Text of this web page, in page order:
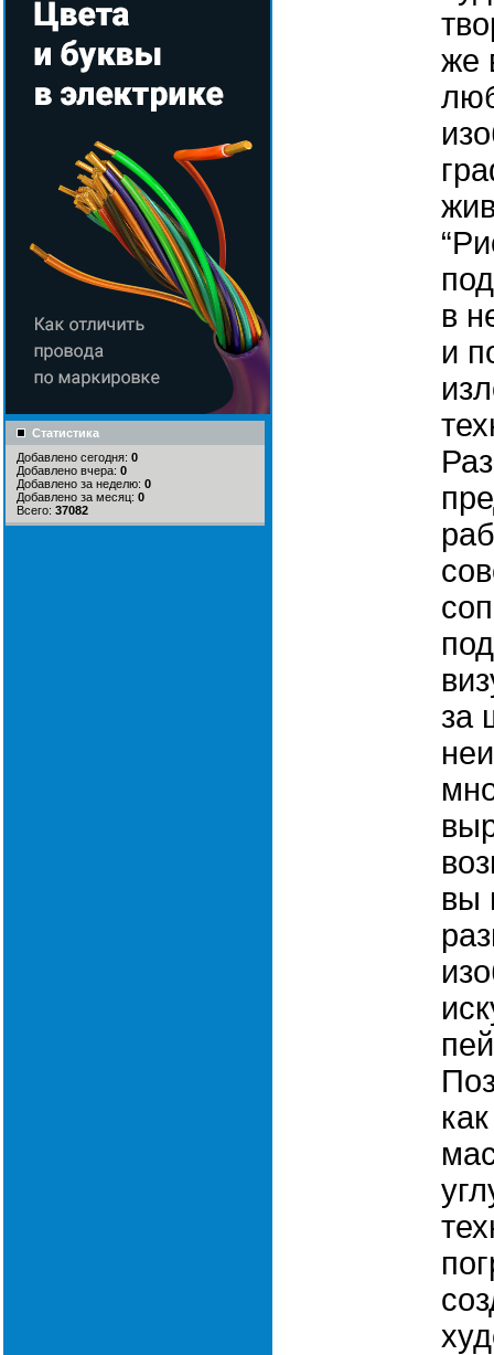
Статистика
Добавлено сегодня: 0
Добавлено вчера: 0
Добавлено за неделю: 0
Добавлено за месяц: 0
Всего: 37082
же
в
и
за
вы